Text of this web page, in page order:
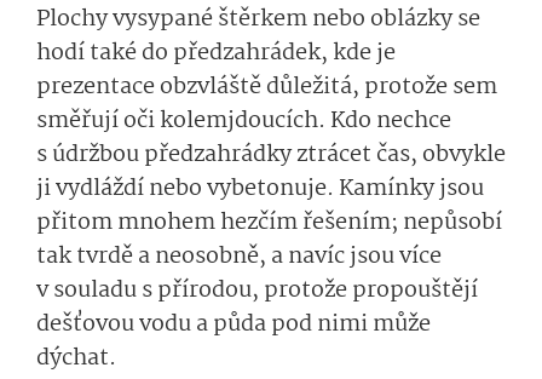
Plochy vysypané štěrkem nebo oblázky se
hodí také do předzahrádek, kde je
prezentace obzvláště důležitá, protože sem
směřují oči kolemjdoucích. Kdo nechce
s údržbou předzahrádky ztrácet čas, obvykle
ji vydláždí nebo vybetonuje. Kamínky jsou
přitom mnohem hezčím řešením; nepůsobí
tak tvrdě a neosobně, a navíc jsou více
v souladu s přírodou, protože propouštějí
dešťovou vodu a půda pod nimi může
dýchat.